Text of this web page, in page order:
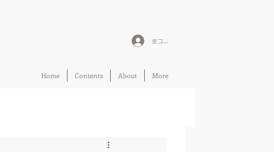
로그인
Home Contents About More